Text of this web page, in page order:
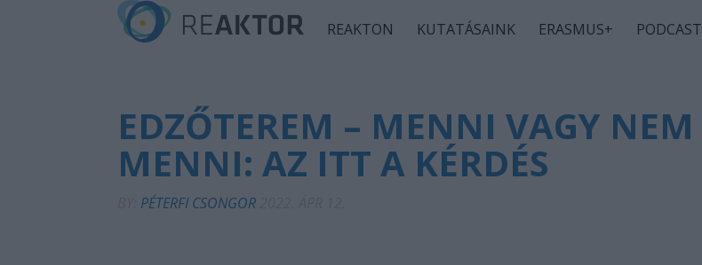
REAKTON KUTATÁSAINK ERASMUS+ PODCAST
EDZŐTEREM – MENNI VAGY NEM
MENNI: AZ ITT A KÉRDÉS
PÉTERFI CSONGOR